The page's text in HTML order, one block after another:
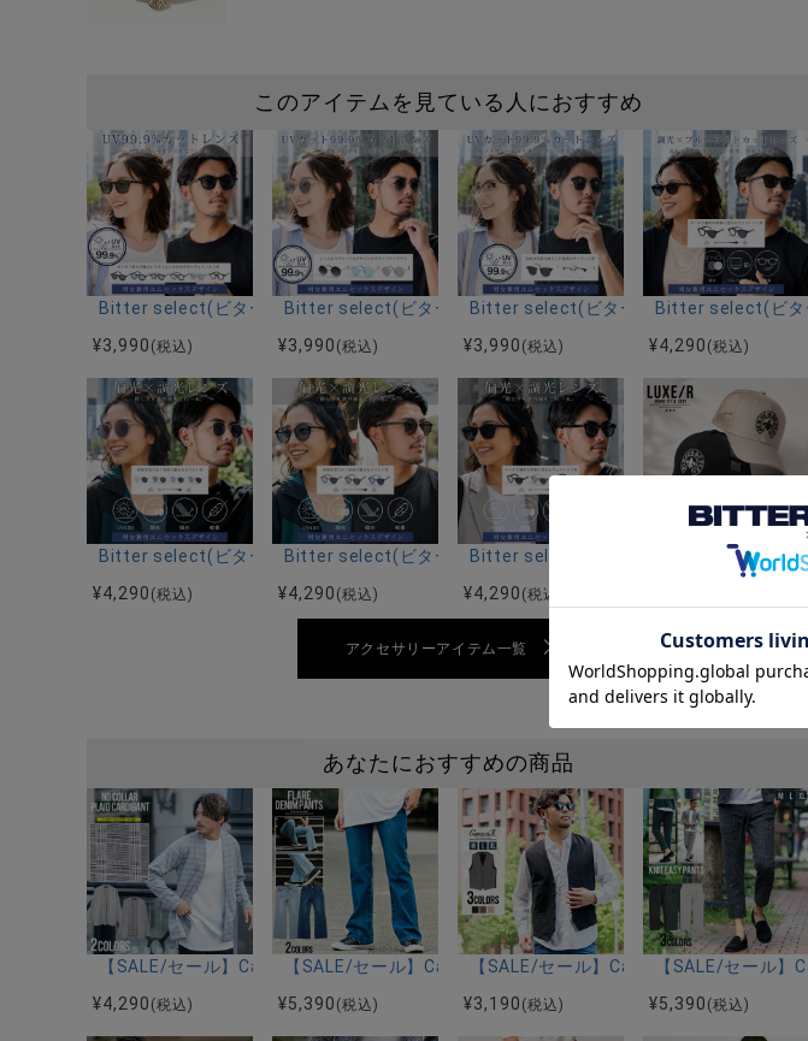
このアイテムを見ている人におすすめ
Bitter select(ビターセレクト)ウェリントンサングラス/全6色
¥3,990 (税込)
Bitter select(ビターセレクト)ラウンドサングラス/全3色
¥3,990 (税込)
Bitter select(ビターセレクト)アイブロ
¥3,990 (税込)
Bitter select(ビタ
¥4,290 (税込)
Bitter select(ビターセレクト)メタルボストンサングラス(調光・偏光)/全4色
¥4,290 (税込)
Bitter select(ビターセレクト)ボストンサングラス(調光・偏光)/
¥4,290 (税込)
Bitter select(ビターセレクト)ウェリント
¥4,290 (税込)
LUXE／R(ラグジ
アクセサリーアイテム一覧
あなたにおすすめの商品
【SALE/セール】CavariA(キャバリア)ノーカラーチェックカーディガン/全2色
¥4,290 (税込)
【SALE/セール】CavariA(キャバリア)デニムフレアロングパンツ/
¥5,390 (税込)
【SALE/セール】CavariA(キャバリア)ラ
¥3,190 (税込)
【SALE/セール】
¥5,390 (税込)